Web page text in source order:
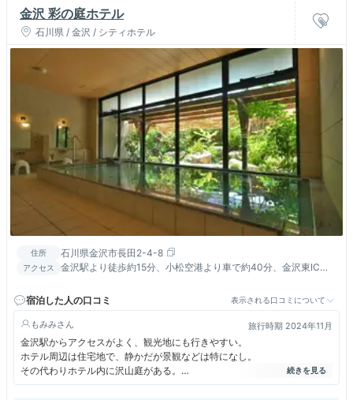
金沢 彩の庭ホテル
石川県 / 金沢 / シティホテル
住所 石川県金沢市長田2-4-8
アクセス
金沢駅より徒歩約15分、小松空港より車で約40分、金沢東IC・
宿泊した人の口コミ
表示される口コミについて
もみみ 旅行時期 2024年11月
金沢駅からアクセスがよく、観光地にも行きやすい。
ホテル周辺は住宅地で、静かだが景観などは特になし。
その代わりホテル内に沢山庭がある。